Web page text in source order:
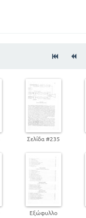
Σελίδα #235
Εξώφυλλο